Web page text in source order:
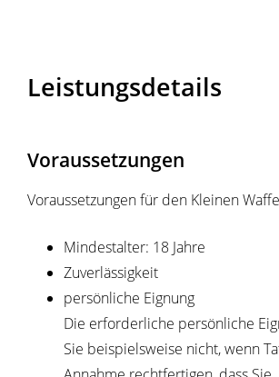
Leistungsdetails
Voraussetzungen
Voraussetzungen für den Kleinen
Mindestalter: 18 Jahre
Zuverlässigkeit
persönliche Eignung
Die erforderliche persönliche
Sie beispielsweise nicht, wenn